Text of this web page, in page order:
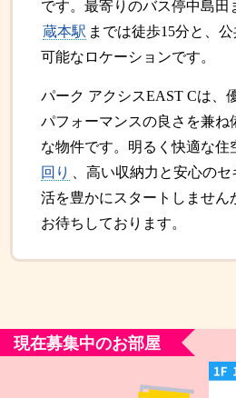
です。最寄りのバス停中島田
蔵本駅 までは徒歩15分と、
可能なロケーションです。
パーク アクシスEAST Cは、
パフォーマンスの良さを兼ね
な物件です。明るく快適な住
回り
、高い収納力と安心の
活を豊かにスタートしません
お待ちしております。
現在募集中のお部屋